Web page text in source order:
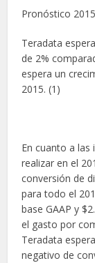
Pronóstico 2015
Teradata
de 2%
espera un
2015. (1)
En cuanto a las
realizar en el
conversión de
para todo el
base GAAP y
el gasto por
Teradata
negativo de